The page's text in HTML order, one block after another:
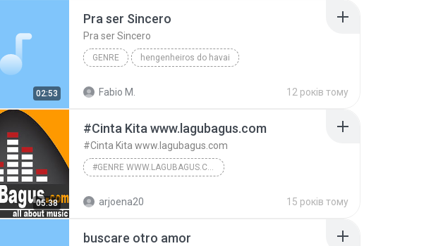
02:53
Pra ser Sincero
Pra ser Sincero
GENRE hengenheiros do havai
Fabio M. 12 років тому
05:38
#Cinta Kita www.lagubagus.com
#Cinta Kita www.lagubagus.com
#GENRE WWW.LAGUBAGUS.COM
arjoena20 15 років тому
buscare otro amor